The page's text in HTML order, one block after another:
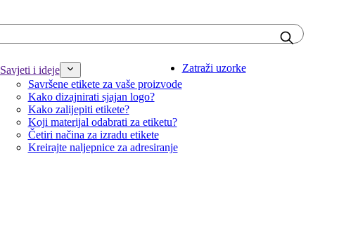
Savjeti i ideje
Savršene etikete za vaše proizvode
Kako dizajnirati sjajan logo?
Kako zalijepiti etikete?
Koji materijal odabrati za etiketu?
Četiri načina za izradu etikete
Kreirajte naljepnice za adresiranje
Zatraži uzorke